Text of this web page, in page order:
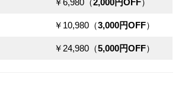
￥6,980（2,000円OFF）
￥10,980（3,000円OFF）
￥24,980（5,000円OFF）